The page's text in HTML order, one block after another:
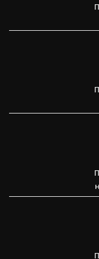
Два часа, которые
(Стэн и Лана —
Спасаем.
достичь цели в $10